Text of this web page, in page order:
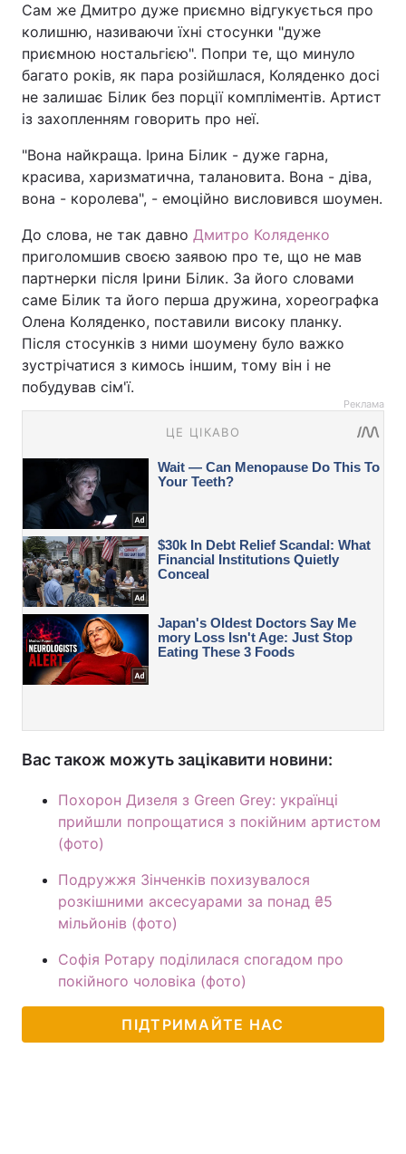
Сам же Дмитро дуже приємно відгукується про
колишню, називаючи їхні стосунки "дуже
приємною ностальгією". Попри те, що минуло
багато років, як пара розійшлася, Коляденко досі
не залишає Білик без порції компліментів. Артист
із захопленням говорить про неї.
"Вона найкраща. Ірина Білик - дуже гарна,
красива, харизматична, талановита. Вона - діва,
вона - королева", - емоційно висловився шоумен.
До слова, не так давно Дмитро Коляденко
приголомшив своєю заявою про те, що не мав
партнерки після Ірини Білик. За його словами
саме Білик та його перша дружина, хореографка
Олена Коляденко, поставили високу планку.
Після стосунків з ними шоумену було важко
зустрічатися з кимось іншим, тому він і не
побудував сім'ї.
Реклама
Вас також можуть зацікавити новини:
Похорон Дизеля з Green Grey: українці
прийшли попрощатися з покійним артистом
(фото)
Подружжя Зінченків похизувалося
розкішними аксесуарами за понад ₴5
мільйонів (фото)
Софія Ротару поділилася спогадом про
покійного чоловіка (фото)
ПІДТРИМАЙТЕ НАС